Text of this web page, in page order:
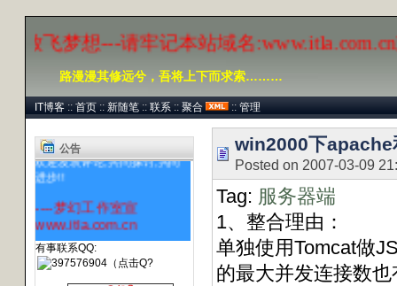
飞梦想---请牢记本站域名:www.itla.com.cn
路漫漫其修远兮，吾将上下而求索………
IT博客 :: 首页 :: 新随笔 :: 联系 :: 聚合 :: 管理
公告
提供一个学习的平台,希望大家
欢迎发表评论,共同探讨,共同
进步!!
----梦幻工作室宣
www.itla.com.cn
有事联系QQ:
win2000下
Posted on 2007-03-09
Tag: 服务器端
1、整合理由：
单独使用Tomcat做
的最大并发连接数